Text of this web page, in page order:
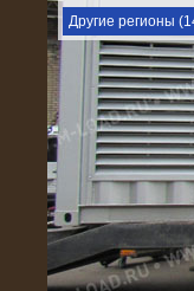
Другие регионы